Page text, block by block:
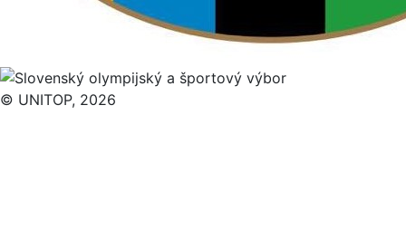
© UNITOP, 2026